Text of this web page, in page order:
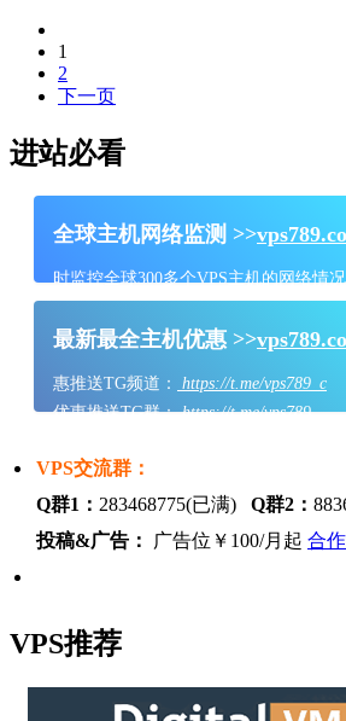
1
2
下一页
进站必看
全球主机网络监测 >>
时监控全球300多个VPS主机的网络情况
最新最全主机优惠 >>
惠推送TG频道：
https://t.me/vps789_c
优惠推送TG群：https://t.me/vps789
VPS交流群：
Q群1： 283468775(已满) Q群2：
投稿&广告： 广告位￥100/月起 合
VPS推荐